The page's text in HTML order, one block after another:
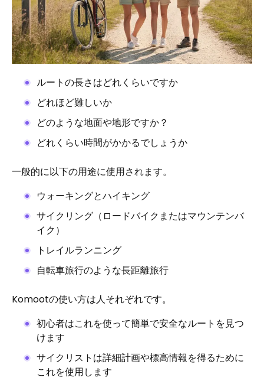
ルートの長さはどれくらいですか
どれほど難しいか
どのような地面や地形ですか？
どれくらい時間がかかるでしょうか
一般的に以下の用途に使用されます。
ウォーキングとハイキング
サイクリング（ロードバイクまたはマウンテンバ
イク）
トレイルランニング
自転車旅行のような長距離旅行
Komootの使い方は人それぞれです。
初心者はこれを使って簡単で安全なルートを見つ
けます
サイクリストは詳細計画や標高情報を得るために
これを使用します